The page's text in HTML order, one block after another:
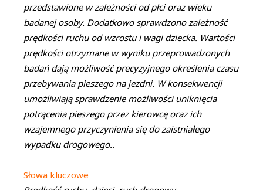
przedstawione w zależności od płci oraz wieku
badanej osoby. Dodatkowo sprawdzono zależność
prędkości ruchu od wzrostu i wagi dziecka. Wartości
prędkości otrzymane w wyniku przeprowadzonych
badań dają możliwość precyzyjnego określenia czasu
przebywania pieszego na jezdni. W konsekwencji
umożliwiają sprawdzenie możliwości uniknięcia
potrącenia pieszego przez kierowcę oraz ich
wzajemnego przyczynienia się do zaistniałego
wypadku drogowego..
Słowa kluczowe